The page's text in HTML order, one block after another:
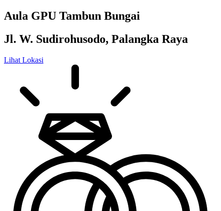
Aula GPU Tambun Bungai
Jl. W. Sudirohusodo, Palangka Raya
Lihat Lokasi